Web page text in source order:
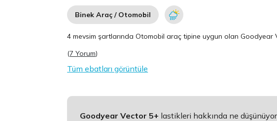
Binek Araç / Otomobil
4 mevsim şartlarında Otomobil araç tipine uygun olanGoodyear
(7 Yorum)
Tüm ebatları görüntüle
Goodyear Vector 5+ lastikleri hakkında ne